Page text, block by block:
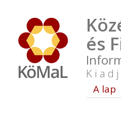
és
A lap